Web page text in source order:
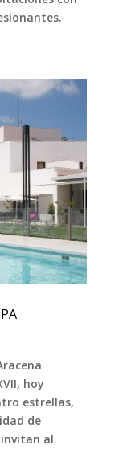
hoy
estrellas,
de
al